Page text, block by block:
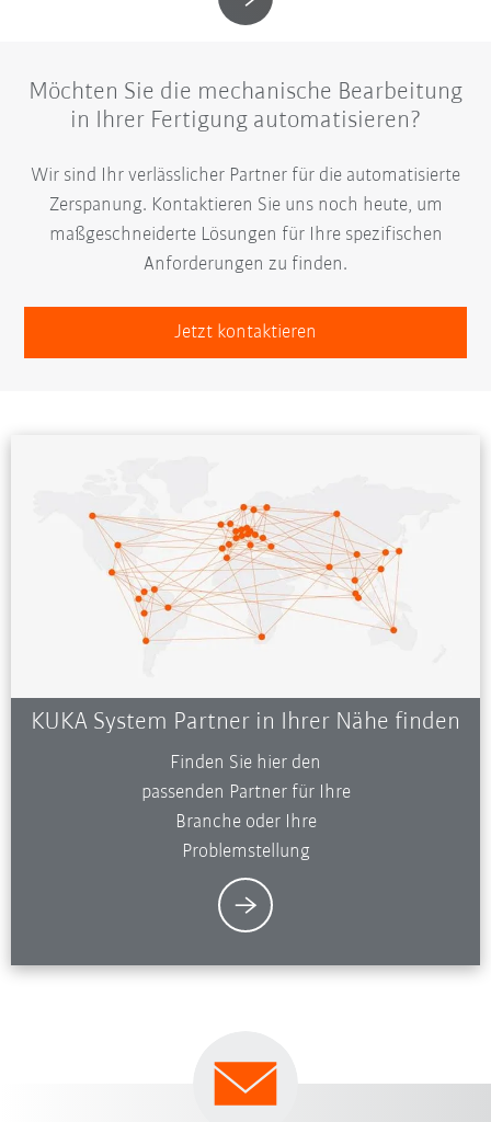
Möchten Sie die mechanische Bearbeitung
in Ihrer Fertigung automatisieren?
Wir sind Ihr verlässlicher Partner für die automatisierte
Zerspanung. Kontaktieren Sie uns noch heute, um
maßgeschneiderte Lösungen für Ihre spezifischen
Anforderungen zu finden.
Jetzt kontaktieren
KUKA System Partner in Ihrer Nähe finden
Finden Sie hier den
passenden Partner für Ihre
Branche oder Ihre
Problemstellung